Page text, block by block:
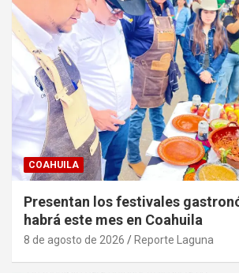
COAHUILA
Presentan los festivales
habrá este mes en Coahuila
8 de agosto de 2026 Reporte Laguna